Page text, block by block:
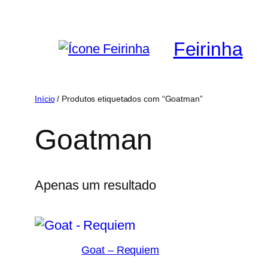
Feirinha
Início/ Produtos etiquetados com “Goatman”
Goatman
Apenas um resultado
Goat – Requiem